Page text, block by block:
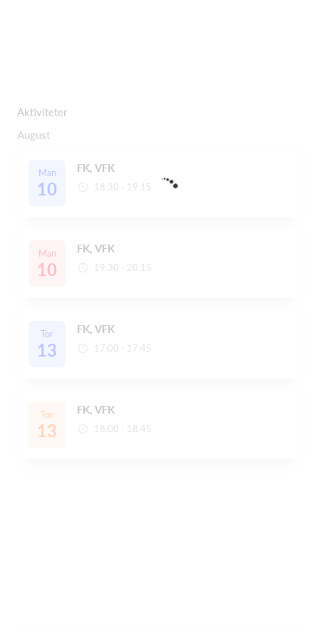
Aktiviteter
August
Man
10
FK, VFK
18:30 - 19:15
Man
10
FK, VFK
19:30 - 20:15
Tor
13
FK, VFK
17:00 - 17:45
Tor
13
FK, VFK
18:00 - 18:45